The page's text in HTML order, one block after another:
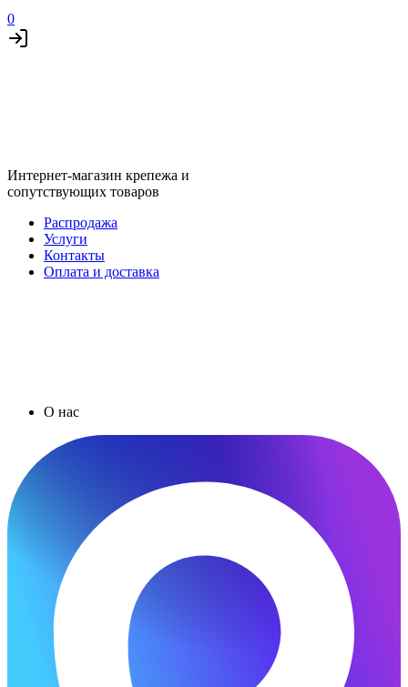
0
Интернет-магазин крепежа и
сопутствующих товаров
Распродажа
Услуги
Контакты
Оплата и доставка
О нас